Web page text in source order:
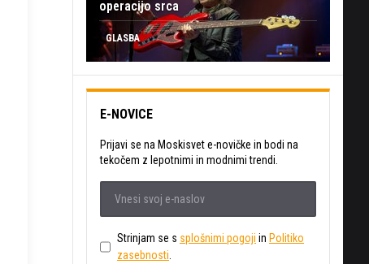
operacijo srca
GLASBA
E-NOVICE
Prijavi se na Moskisvet e-novičke in bodi na
tekočem z lepotnimi in modnimi trendi.
Strinjam se s splošnimi pogoji in Politiko
zasebnosti